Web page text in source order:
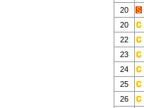
20
20
22
23
24
25
26